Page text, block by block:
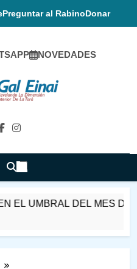
Preguntar al RabinoDonar
NOVEDADES
Einai En
UMBRAL DEL MES DE